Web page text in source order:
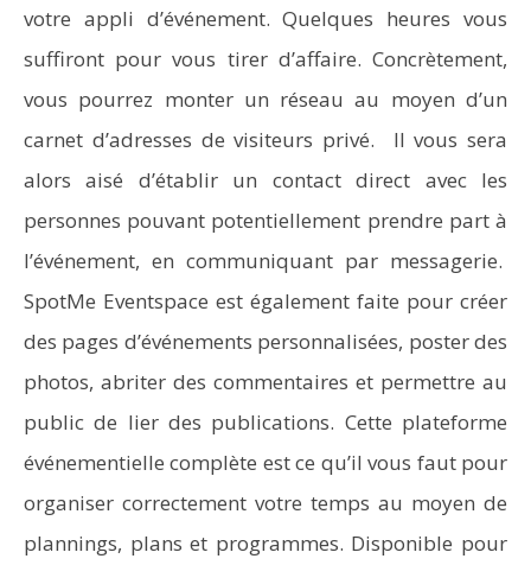
votre appli d’événement. Quelques heures vous
suffiront pour vous tirer d’affaire. Concrètement,
vous pourrez monter un réseau au moyen d’un
carnet d’adresses de visiteurs privé. Il vous sera
alors aisé d’établir un contact direct avec les
personnes pouvant potentiellement prendre part à
l’événement, en communiquant par messagerie.
SpotMe Eventspace est également faite pour créer
des pages d’événements personnalisées, poster des
photos, abriter des commentaires et permettre au
public de lier des publications. Cette plateforme
événementielle complète est ce qu’il vous faut pour
organiser correctement votre temps au moyen de
plannings, plans et programmes. Disponible pour